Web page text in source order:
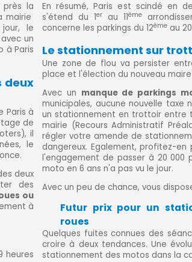
près la
mairie
le
un
à Paris
deux
Paris à
de
il
le
deux
des
ou
à
heures
En résumé, Paris est scindé en
s'étend du 1er au 11ème
concerne les parkings du 12ème au 20
Le stationnement sur
Une zone de flou va persister
place et l'élection du nouveau maire
Avec un manque de parkings
municipales, aucune nouvelle taxe
un stationnement en trottoir entre
mairie (Recours Administratif
régler votre amende de
dangereux. Egalement, profitez-
l'engagement de passer à 20 000
moto en 6 ans n'a pas vu le jour.
Avec un peu de chance, vous
Futur prix pour un
roues
Quelques fuites connues des
croire à deux tendances. Une
stationnement des motos dans la